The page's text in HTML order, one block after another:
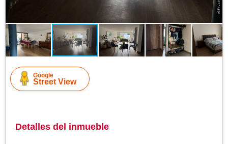
Google
Street View
Detalles del inmueble